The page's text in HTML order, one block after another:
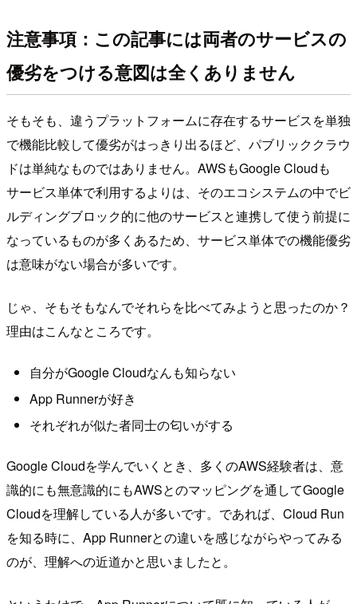
注意事項：この記事には両者のサービスの
優劣をつける意図は全くありません
そもそも、違うプラットフォームに存在するサービスを単独
で機能比較して優劣がはっきり出るほど、パブリッククラウ
ドは単純なものではありません。AWSもGoogle Cloudも
サービス単体で利用するよりは、そのエコシステムの中でビ
ルディングブロック的に他のサービスと連携して使う前提に
なっているものが多くあるため、サービス単体での機能優劣
は意味がない場合が多いです。
じゃ、そもそもなんでそれらを比べてみようと思ったのか？
理由はこんなところです。
自分がGoogle Cloudなんも知らない
App Runnerが好き
それぞれが似た者同士の匂いがする
Google Cloudを学んでいくとき、多くのAWS経験者は、意
識的にも無意識的にもAWSとのマッピングを通してGoogle
Cloudを理解している人が多いです。であれば、Cloud Run
を知る時に、App Runnerとの違いを感じながらやってみる
のが、理解への近道かと思いましたと。